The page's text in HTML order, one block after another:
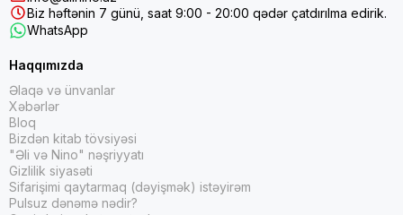
Biz həftənin 7 günü, saat 9:00 - 20:00 qədər çatdırılma edirik.
WhatsApp
Haqqımızda
Əlaqə və ünvanlar
Xəbərlər
Bloq
Bizdən kitab tövsiyəsi
"Əli və Nino" nəşriyyatı
Gizlilik siyasəti
Sifarişimi qaytarmaq (dəyişmək) istəyirəm
Pulsuz dənəmə nədir?